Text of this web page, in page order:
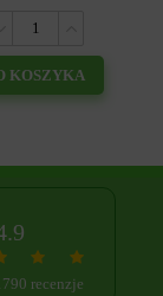
KOSZYKA
recenzje